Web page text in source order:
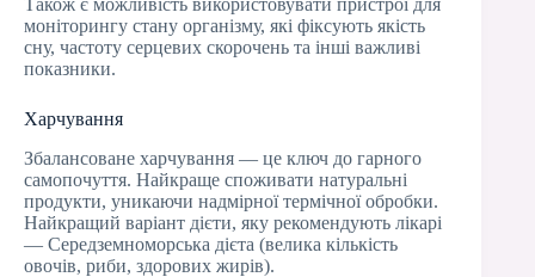
моніторингу стану організму, які фіксують якість
сну, частоту серцевих скорочень та інші важливі
показники.
Харчування
Збалансоване харчування — це ключ до гарного
самопочуття. Найкраще споживати натуральні
продукти, уникаючи надмірної термічної обробки.
Найкращий варіант дієти, яку рекомендують лікарі
— Середземноморська дієта (велика кількість
овочів, риби, здорових жирів).